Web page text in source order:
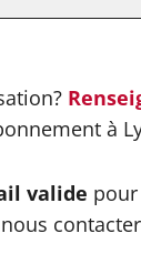
à
valide